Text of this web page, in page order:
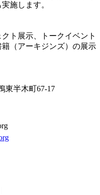
施します。
ト展示、トークイベント
（アーキジンズ）の展示
東半木町67-17